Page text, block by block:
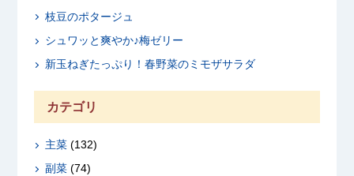
枝豆のポタージュ
シュワッと爽やか♪梅ゼリー
新玉ねぎたっぷり！春野菜のミモザサラダ
カテゴリ
主菜(132)
副菜(74)